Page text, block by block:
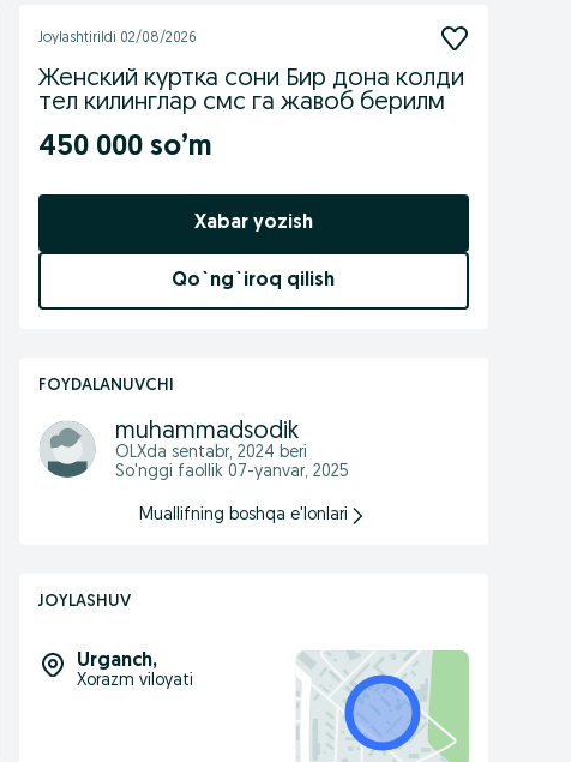
Joylashtirildi 02/08/2026
Женский куртка сони Бир дона колди
тел килинглар смс га жавоб берилм
450 000 so’m
Xabar yozish
Qo`ng`iroq qilish
FOYDALANUVCHI
muhammadsodik
OLXda sentabr, 2024 beri
So'nggi faollik 07-yanvar, 2025
Muallifning boshqa e'lonlari
JOYLASHUV
Urganch,
Xorazm viloyati